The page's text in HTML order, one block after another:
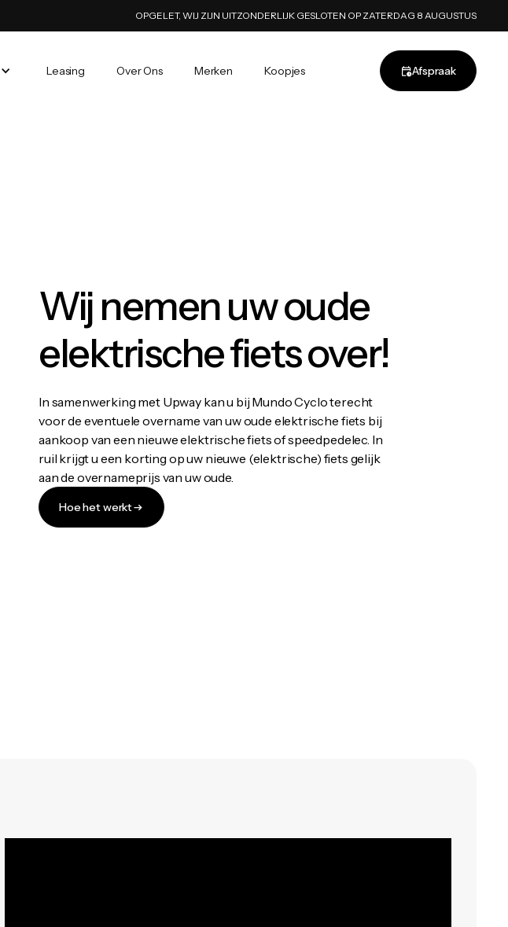
OPGELET, WIJ ZIJN UITZONDERLIJK GESLOTEN OP ZATERDAG 8 AUGUSTUS
Leasing Over Ons Merken Koopjes Afspraak
Wij nemen uw oude
elektrische fiets over!
In samenwerking met Upway kan u bij Mundo Cyclo terecht
voor de eventuele overname van uw oude elektrische fiets bij
aankoop van een nieuwe elektrische fiets of speedpedelec. In
ruil krijgt u een korting op uw nieuwe (elektrische) fiets gelijk
aan de overnameprijs van uw oude.
Hoe het werkt